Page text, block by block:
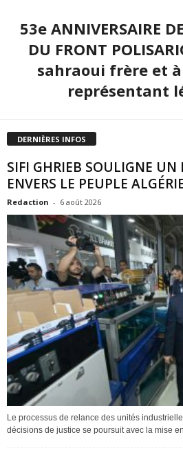
53e ANNIVERSAIRE
DU FRONT
sahraoui frère et
représentant
DERNIÈRES INFOS
SIFI GHRIEB SOULIGNE UN
ENVERS LE PEUPLE
Redaction - 6 août 2026
Le processus de relance des unités
décisions de justice se poursuit avec la mise